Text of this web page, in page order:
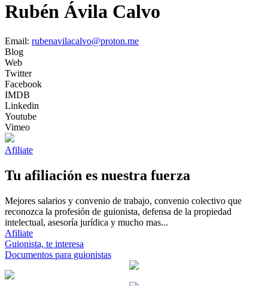
Rubén Ávila Calvo
Email: rubenavilacalvo@proton.me
Blog
Web
Twitter
Facebook
IMDB
Linkedin
Youtube
Vimeo
Afiliate
Tu afiliación es nuestra fuerza
Mejores salarios y convenio de trabajo, convenio colectivo que
reconozca la profesión de guionista, defensa de la propiedad
intelectual, asesoría jurídica y mucho mas...
Afiliate
Guionista, te interesa
Documentos para guionistas